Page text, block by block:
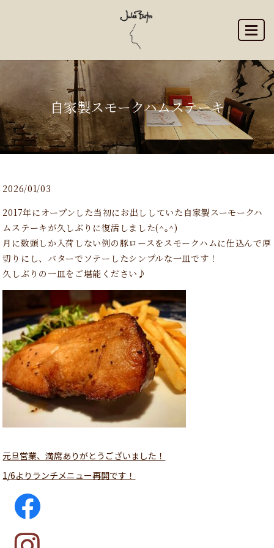
自家製スモークハムステーキ
2026/01/03
2017年にオープンした当初にお出ししていた自家製スーモークハ
ムステーキが久しぶりに復活しました(^｡^)
月に数頭しか入荷しない例の豚ロースをスモークハムに仕込んで厚
切りにし、バターでソテーしたシンプルな一皿です！
久しぶりの一皿をご堪能ください♪
元旦営業、満席ありがとうございました！
1/6よりランチメニュー再開です！